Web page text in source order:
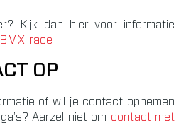
Kijk dan hier voor informatie
race
OP
of wil je contact opnemen
Aarzel niet om contact met